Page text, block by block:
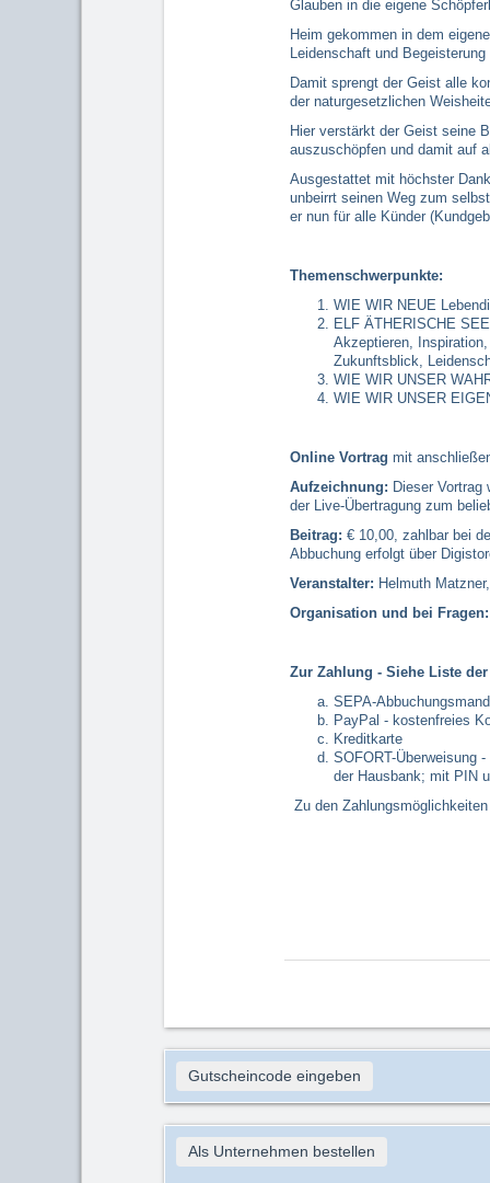
Glauben in die eigene
Heim gekommen in dem
Leidenschaft und
Damit sprengt der Geist alle
der naturgesetzlichen
Hier verstärkt der Geist seine
auszuschöpfen und damit auf
Ausgestattet mit höchster
unbeirrt seinen Weg zum
er nun für alle Künder
Themenschwerpunkte:
WIE WIR NEUE
ELF ÄTHERISCHE
Akzeptieren,
Zukunftsblick,
WIE WIR UNSER
WIE WIR UNSER
Online Vortrag mit
Aufzeichnung: Dieser
der Live-Übertragung zum
Beitrag: € 10,00, zahlbar bei
Abbuchung erfolgt über
Veranstalter: Helmuth
Organisation und bei Fragen:
Zur Zahlung - Siehe Liste
SEPA-
PayPal - kostenfreies
Kreditkarte
SOFORT-Überweisung
der Hausbank; mit PIN
Zu den
Gutscheincode eingeben
Als Unternehmen bestellen